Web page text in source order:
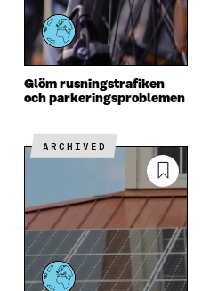
Glöm rusningstrafiken
och parkeringsproblemen
ARCHIVED